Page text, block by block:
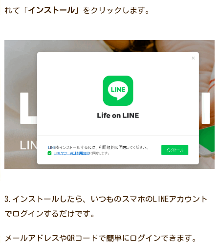
れて「インストール 」をクリックします。
3.インストールしたら、いつものスマホのLINEアカウント
でログインするだけです。
メールアドレスやQRコードで簡単にログインできます。